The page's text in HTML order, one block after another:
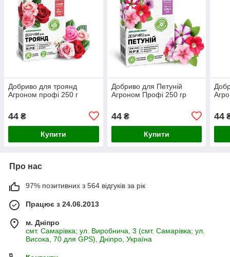
Добриво для троянд
Агроном профі 250 г
44 ₴
Купити
Добриво для Петуній
Агроном Профі 250 гр
44₴
Купити
44
Про нас
97% позитивних з 564 відгуків за рік
Працює з 24.06.2013
м. Дніпро
смт. Самарівка; ул. Виробнича, 3 (смт. Самарівка; ул.
Висока, 70 для GPS), Дніпро, Україна